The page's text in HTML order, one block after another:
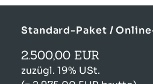
Standard-Paket /
2.500,00 EUR
zuzügl. 19% USt.